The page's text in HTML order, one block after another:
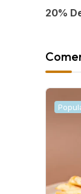
20%